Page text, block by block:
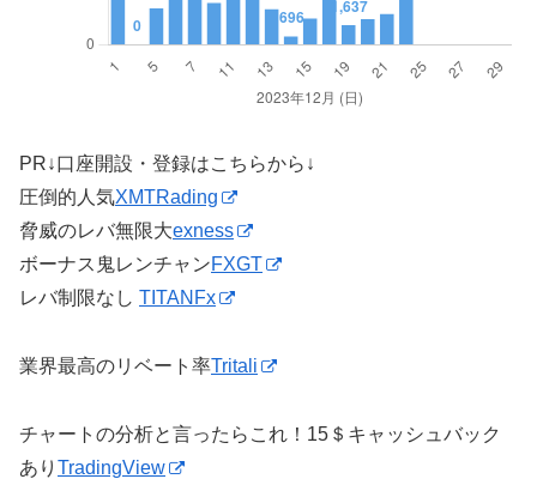
PR↓口座開設・登録はこちらから↓
圧倒的人気XMTRading
脅威のレバ無限大exness
ボーナス鬼レンチャンFXGT
レバ制限なし TITANFx
業界最高のリベート率Tritali
チャートの分析と言ったらこれ！15＄キャッシュバック
あり TradingView